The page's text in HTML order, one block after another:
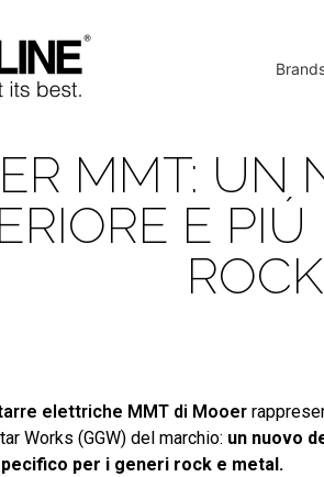
MMT: UN
E
elettriche MMT di Mooer
Works (GGW) del marchio: un nuovo
per i generi rock e metal.